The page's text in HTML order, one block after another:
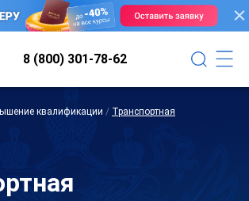
8 (800) 301-78-62
квалификации / Транспортная